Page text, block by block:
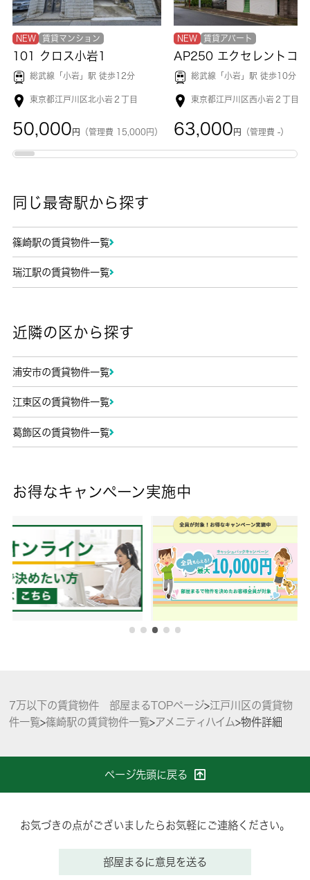
NEW 賃貸マンション
101 クロス小岩1
総武線「 小岩」駅 徒歩12分
東京都江戸川区北小岩２丁目
50,000 円 （管理費 15,000円）
NEW 賃貸アパート
総武線「 小岩 」駅 徒歩10分
東京都江戸川区西小岩２丁目
63,000 円 （管理費 -）
同じ最寄駅から探す
篠崎駅の賃貸物件一覧
瑞江駅の賃貸物件一覧
近隣の区から探す
浦安市の賃貸物件一覧
江東区の賃貸物件一覧
葛飾区の賃貸物件一覧
お得なキャンペーン実施中
7万以下の賃貸物件 部屋まるTOPページ>江戸川区の賃貸物
件一覧>篠崎駅の賃貸物件一覧>アメニティハイム>物件詳細
ページ先頭に戻る
お気づきの点がございましたらお気軽にご連絡ください。
部屋まるに意見を送る